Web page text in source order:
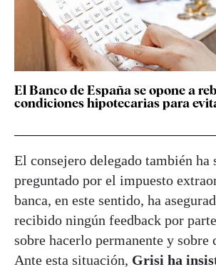
El Banco de España se opone a
condiciones hipotecarias para
El consejero delegado también ha
preguntado por el impuesto
banca, en este sentido, ha
recibido ningún feedback por
sobre hacerlo permanente y sobre
Ante esta situación, Grisi ha